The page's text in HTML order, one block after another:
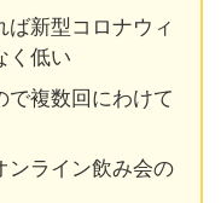
ば新型コロナウィ
く低い
で複数回にわけて
ンライン飲み会の